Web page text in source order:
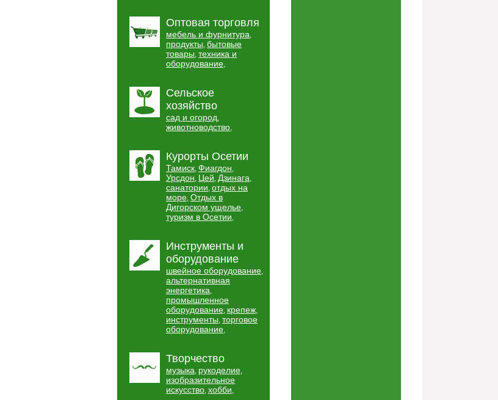
Оптовая торговля
мебель и фурнитура,
продукты, бытовые
товары, техника и
оборудование,
Сельское
хозяйство
сад и огород,
животноводство,
Курорты Осетии
Тамиск, Фиагдон,
Урсдон, Цей, Дзинага,
санатории, отдых на
море, Отдых в
Дигорском ущелье,
туризм в Осетии,
Инструменты и
оборудование
швейное оборудование,
альтернативная
энергетика,
промышленное
оборудование, крепеж,
инструменты, торговое
оборудование,
Творчество
музыка, рукоделие,
изобразительное
искусство, хобби,